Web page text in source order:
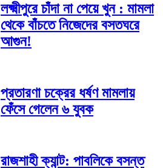
লক্ষ্মীপুরে চাঁদা না পেয়ে খুন : মামলা
থেকে বাঁচতে নিজেদের বসতঘরে
আগুন!
প্রতারণা চক্রের ধর্ষণ মামলায়
ফেঁসে গেলেন ৬ যুবক
রাজশাহী ক্যান্ট: পাবলিকে বসন্ত